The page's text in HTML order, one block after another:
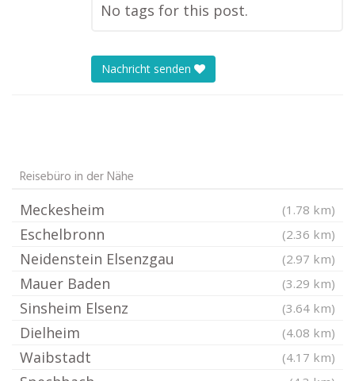
No tags for this post.
Nachricht senden
Reisebüro in der Nähe
Meckesheim (1.78 km)
Eschelbronn (2.36 km)
Neidenstein Elsenzgau (2.97 km)
Mauer Baden (3.29 km)
Sinsheim Elsenz (3.64 km)
Dielheim (4.08 km)
Waibstadt (4.17 km)